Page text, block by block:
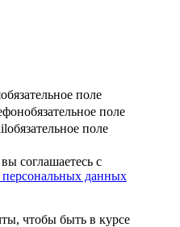
обязательное поле
обязательное поле
обязательное поле
соглашаетесь с
данных
чтобы быть в курсе